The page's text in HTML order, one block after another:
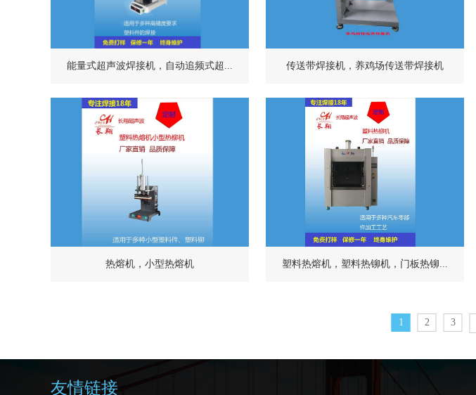
能量式超声波焊接机，自动追频式超... 传送带焊接机，养鸡场传送带焊接机
热熔机，小型热熔机 塑料热熔机，塑料热铆机，门板热铆...
1 2 3
友情链接